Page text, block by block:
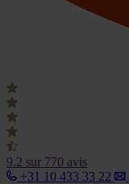
9.2 sur 770 avis
+31 10 433 33 22